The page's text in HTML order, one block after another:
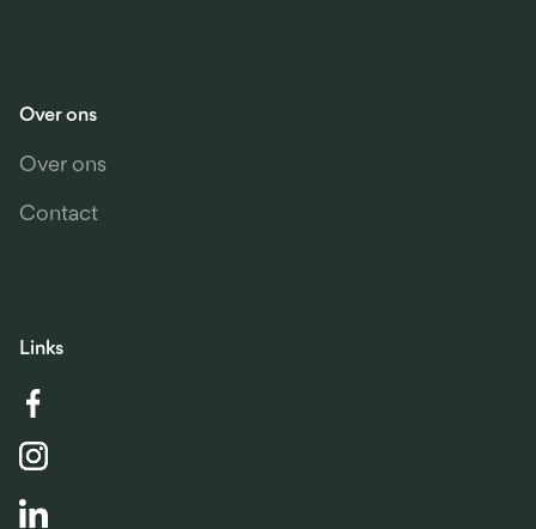
Over ons
Over ons
Contact
Links